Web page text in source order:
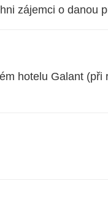
zájemci o danou
hotelu Galant